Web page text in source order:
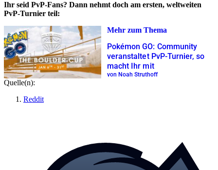
Ihr seid PvP-Fans? Dann nehmt doch am ersten, weltweiten
PvP-Turnier teil:
Mehr zum Thema
Pokémon GO: Community
veranstaltet PvP-Turnier, so
macht Ihr mit
von Noah Struthoff
Quelle(n):
Reddit